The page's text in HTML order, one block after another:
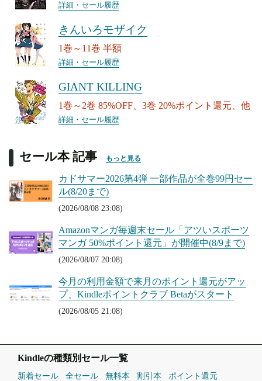
詳細・セール履歴
きんいろモザイク
1巻～11巻 半額
詳細・セール履歴
GIANT KILLING
1巻～2巻 85%OFF、3巻 20%ポイント還元、他
詳細・セール履歴
セール本 記事 もっと見る
カドサマー2026第4弾 一部作品が全巻99円セー
ル(8/20まで)
(2026/08/08 23:08)
Amazonマンガ毎週末セール「アツいスポーツ
マンガ 50%ポイント還元」が開催中(8/9まで)
(2026/08/07 20:08)
今月の利用金額で来月のポイント還元がアッ
プ、Kindleポイントクラブ Betaがスタート
(2026/08/05 21:08)
Kindleの種類別セール一覧
新着セール 全セール 無料本 割引本
ポイント還元